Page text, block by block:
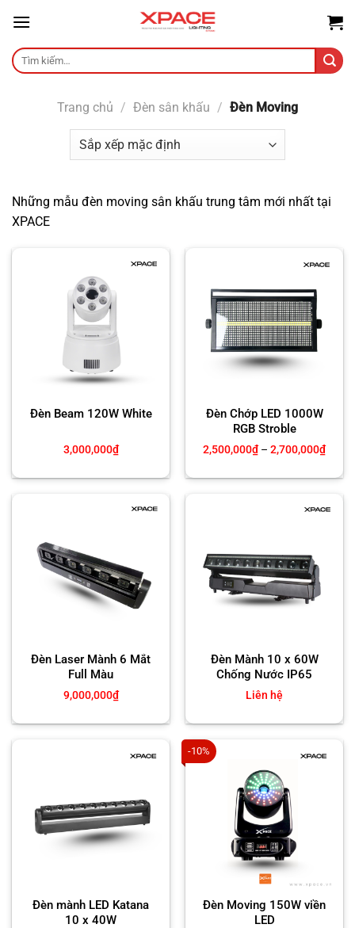
content
Tìm
kiếm:
Trang chủ / Đèn sân khấu / Đèn Moving
Những mẫu đèn moving sân khấu trung tâm mới nhất tại
XPACE
Đèn Beam 120W White
3,000,000₫
Đèn Chớp LED 1000W
RGB Stroble
2,500,000₫ – 2,700,000₫
giá:
Đèn Laser Mành 6 Mắt
Full Màu
9,000,000₫
Đèn Mành 10 x 60W
Chống Nước IP65
Liên hệ
Đèn mành LED Katana
10 x 40W
-10%
Đèn Moving 150W viền
LED